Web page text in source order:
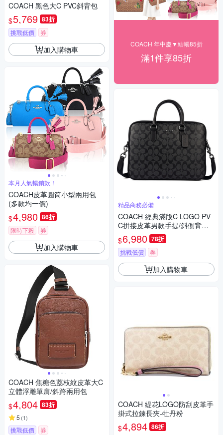
COACH 黑色大C PVC斜背包
$5,769 83折
挑戰低價 券
加入購物車
本月人氣暢銷款！
COACH皮革圓筒小型兩用包
(多款均一價)
$4,980 86折
限時下殺 券
加入購物車
COACH 焦糖色荔枝紋皮革大C
立體浮雕單肩/斜跨兩用包
$4,804 83折
5 (1)
挑戰低價 券
COACH 年中慶▼結帳85折
滿1件享85折
精品商務必備
COACH 經典滿版C LOGO PV
C拼接皮革男款手提/斜側背兩
用公事包/電腦包-黑灰
$6,980 78折
挑戰低價 券
加入購物車
COACH 緹花LOGO防刮皮革手
掛式拉鍊長夾-牡丹粉
$4,894 86折